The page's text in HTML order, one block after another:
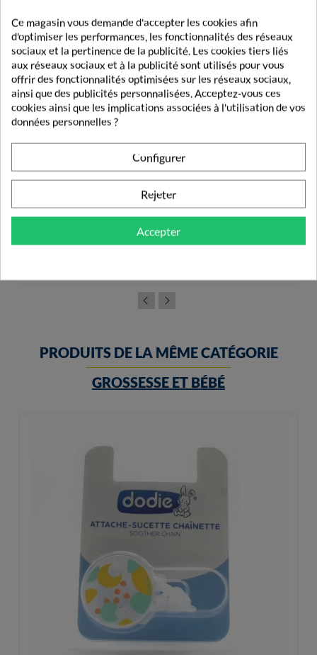
7,49 €
PRODUITS DE LA MÊME CATÉGORIE
GROSSESSE ET BÉBÉ
Ce magasin vous demande d'accepter les cookies afin
d'optimiser les performances, les fonctionnalités des réseaux
sociaux et la pertinence de la publicité. Les cookies tiers liés
aux réseaux sociaux et à la publicité sont utilisés pour vous
offrir des fonctionnalités optimisées sur les réseaux sociaux,
ainsi que des publicités personnalisées. Acceptez-vous ces
cookies ainsi que les implications associées à l'utilisation de vos
données personnelles ?
Configurer
Rejeter
Accepter